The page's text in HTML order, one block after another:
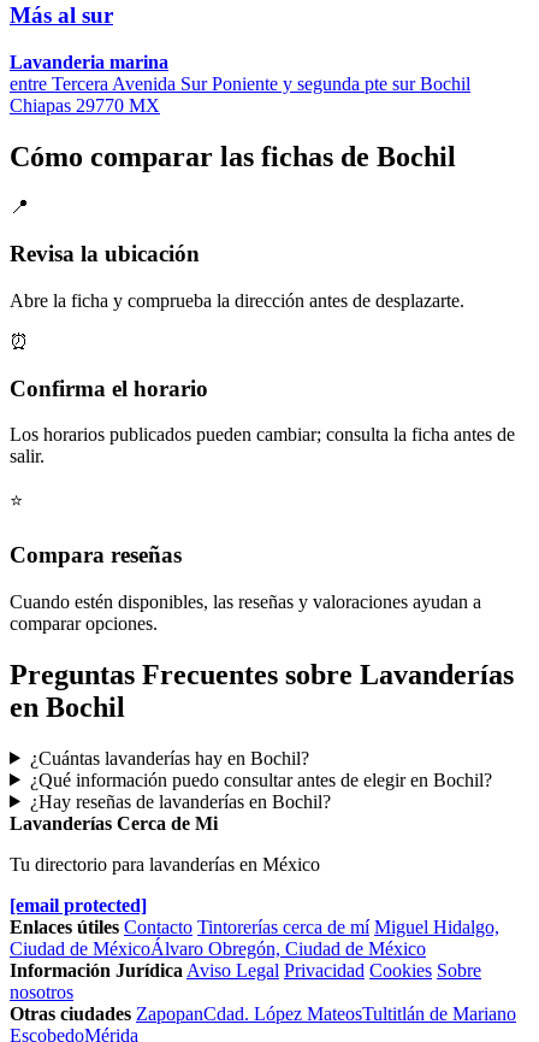
Más al sur
Lavanderia marina
entre Tercera Avenida Sur Poniente y segunda pte sur Bochil
Chiapas 29770 MX
Cómo comparar las fichas de Bochil
📍
Revisa la ubicación
Abre la ficha y comprueba la dirección antes de desplazarte.
⏰
Confirma el horario
Los horarios publicados pueden cambiar; consulta la ficha antes de
salir.
⭐
Compara reseñas
Cuando estén disponibles, las reseñas y valoraciones ayudan a
comparar opciones.
Preguntas Frecuentes sobre Lavanderías
en Bochil
¿Cuántas lavanderías hay en Bochil?
¿Qué información puedo consultar antes de elegir en Bochil?
¿Hay reseñas de lavanderías en Bochil?
Lavanderías Cerca de Mi
Tu directorio para lavanderías en México
[email protected]
Enlaces útiles Contacto Tintorerías cerca de mí Miguel Hidalgo,
Ciudad de MéxicoÁlvaro Obregón, Ciudad de México
Información Jurídica Aviso Legal Privacidad Cookies Sobre
nosotros
Otras ciudades ZapopanCdad. López MateosTultitlán de Mariano
EscobedoMérida